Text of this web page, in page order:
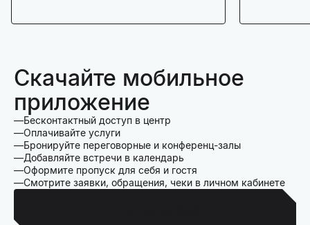
Скачайте мобильное
приложение
Бесконтактный доступ в центр
Оплачивайте услуги
Бронируйте переговорные и конференц-залы
Добавляйте встречи в календарь
Оформите пропуск для себя и гостя
Смотрите заявки, обращения, чеки в личном кабинете